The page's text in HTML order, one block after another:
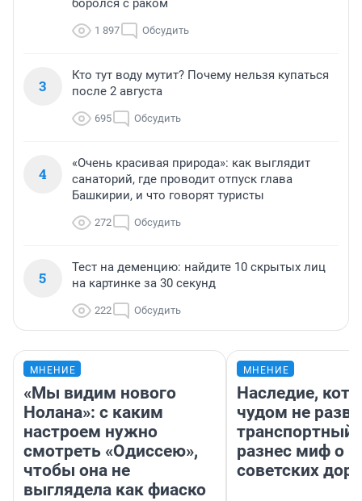
боролся с раком
1 897 Обсудить
3
Кто тут воду мутит? Почему нельзя купаться
после 2 августа
695 Обсудить
4
«Очень красивая природа»: как выглядит
санаторий, где проводит отпуск глава
Башкирии, и что говорят туристы
272 Обсудить
5
Тест на деменцию: найдите 10 скрытых лиц
на картинке за 30 секунд
222 Обсудить
МНЕНИЕ
«Мы видим нового
Нолана»: с каким
настроем нужно
смотреть «Одиссею»,
чтобы она не
выглядела как фиаско
МНЕНИЕ
Наследие,
чудом не
транспортный
разнес миф о
советских